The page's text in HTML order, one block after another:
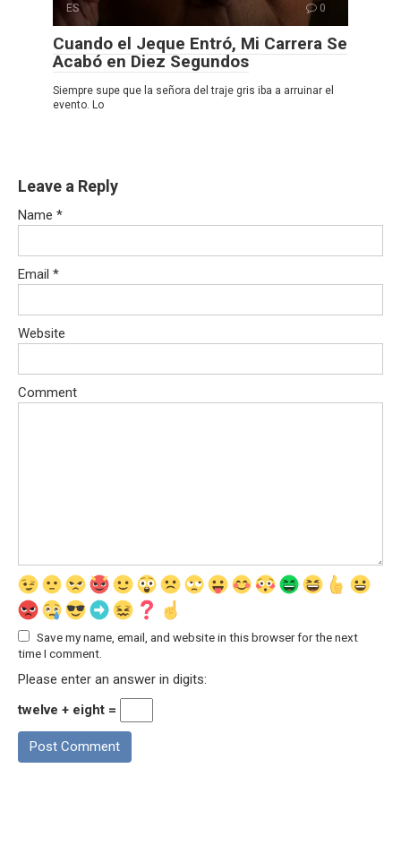
ES 0
Cuando el Jeque Entró, Mi Carrera Se
Acabó en Diez Segundos
Siempre supe que la señora del traje gris iba a arruinar el
evento. Lo
Leave a Reply
Name *
Email *
Website
Comment
Save my name, email, and website in this browser for the next
time I comment.
Please enter an answer in digits:
twelve + eight =